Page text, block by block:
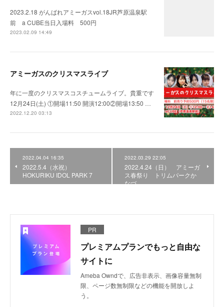
2023.2.18 がんばれアミーガスvol.18JR芦原温泉駅
前 a CUBE当日入場料 500円
2023.02.09 14:49
アミーガスのクリスマスライブ
年に一度のクリスマスコスチュームライブ。貴重です
12月24日(土) ①開場11:50 開演12:00②開場13:50 …
2022.12.20 03:13
2022.04.04 16:35
2022.5.4（水祝）
HOKURIKU IDOL PARK 7
2022.03.29 22:05
2022.4.24（日） アミーガ
ス春祭り トリムパークか
なづ
PR
プレミアムプランでもっと自由な
サイトに
Ameba Owndで、広告非表示、画像容量無制
限、ページ数無制限などの機能を開放しよ
う。